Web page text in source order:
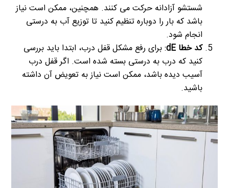
شستشو آزادانه حرکت می کنند. همچنین، ممکن است نیاز
باشد که بار را دوباره تنظیم کنید تا توزیع آب به درستی
انجام شود.
کد خطا dE
: برای رفع مشکل قفل درب، ابتدا باید بررسی
کنید که درب به درستی بسته شده است. اگر قفل درب
آسیب دیده باشد، ممکن است نیاز به تعویض آن داشته
باشید.